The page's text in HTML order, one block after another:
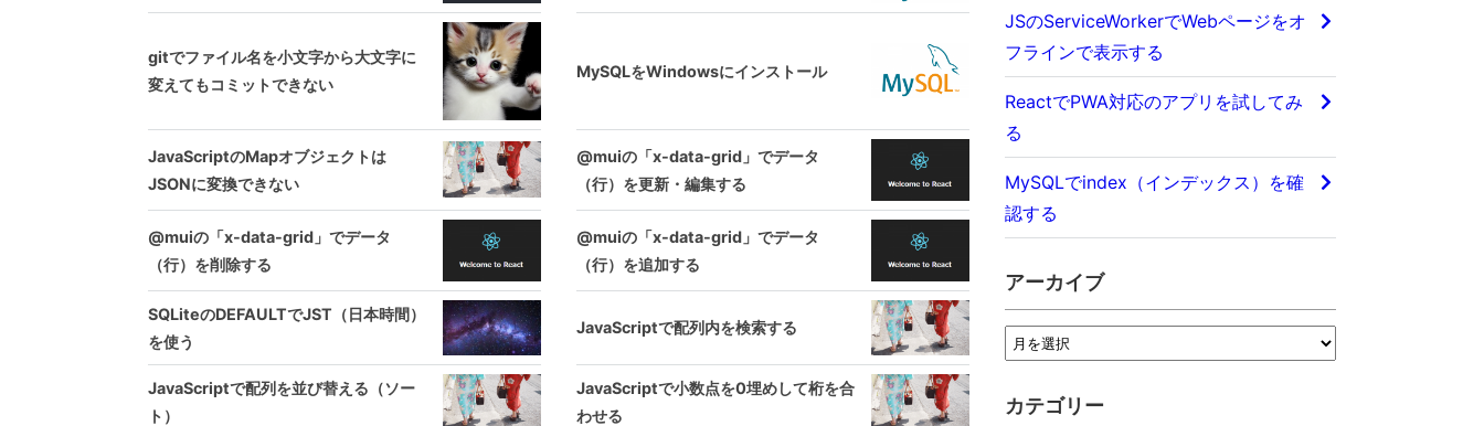
gitでファイル名を小文字から大文字に
変えてもコミットできない
MySQLをWindowsにインストール
JavaScriptのMapオブジェクトは
JSONに変換できない
@muiの「x-data-grid」でデータ
（行）を更新・編集する
@muiの「x-data-grid」でデータ
（行）を削除する
@muiの「x-data-grid」でデータ
（行）を追加する
SQLiteのDEFAULTでJST（日本時間）
を使う
JavaScriptで配列内を検索する
JavaScriptで配列を並び替える（ソー
ト）
JavaScriptで小数点を0埋めして桁を合
わせる
JSのServiceWorkerでWebページをオ
フラインで表示する
ReactでPWA対応のアプリを試してみ
る
MySQLでindex（インデックス）を確
認する
アーカイブ
カテゴリー